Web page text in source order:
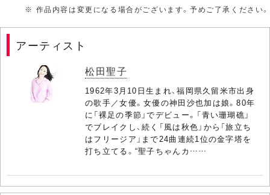
(20) 風は秋色
(22) 未来の花嫁
(23) Rock'n Rouge
(24) チェリーブラッサム 2021
(27) 素敵にOnce Again
※ 作品内容は変更になる場合がございます。予めご了承ください。
アーティスト
松田聖子
1962年3月10日生まれ、福岡県久留米市出身
の歌手／女優。女優の神田沙也加は娘。80年
に「裸足の季節」でデビュー。「青い珊瑚礁」
でブレイクし、続く「風は秋色」から「旅立ち
はフリージア」まで24曲連続1位の金字塔を
打ち立てる。“聖子ちゃんカ……